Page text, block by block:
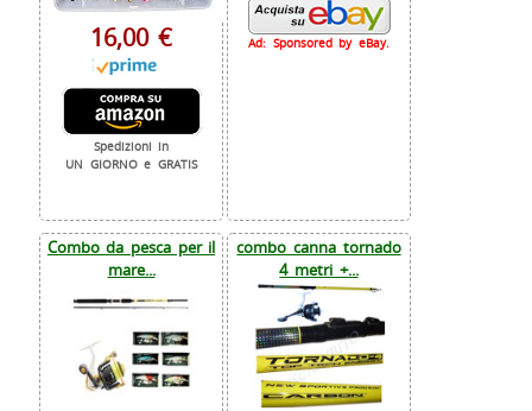
16,00 €
Spedizioni in
UN GIORNO e GRATIS
Ad: Sponsored by eBay.
Combo da pesca per il
mare...
combo canna tornado
4 metri +...